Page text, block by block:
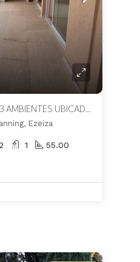
DEPTO EN ALQUILER 3 AMBIENTES UBICADO EN GREGORIO DIAZ, CANNING
Ezeiza
1 55.00